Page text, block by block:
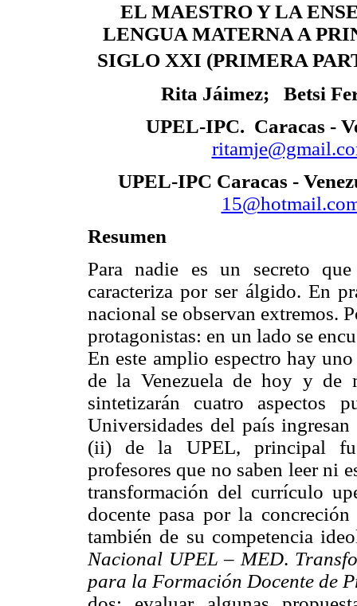
EL MAESTRO Y LA
LENGUA MATERNA A
SIGLO XXI (PRIMERA
Rita Jáimez; Betsi
UPEL-IPC. Caracas -
UPEL-IPC Caracas -
Resumen
Para nadie es un secreto
caracteriza por ser álgido. En
nacional se observan extremos.
protagonistas: en un lado se
En este amplio espectro hay
de la Venezuela de hoy y de
sintetizarán cuatro aspectos
Universidades del país
(ii) de la UPEL, principal
profesores que no saben leer ni
transformación del currículo
docente pasa por la
también de su competencia
Nacional UPEL – MED.
para la Formación Docente de